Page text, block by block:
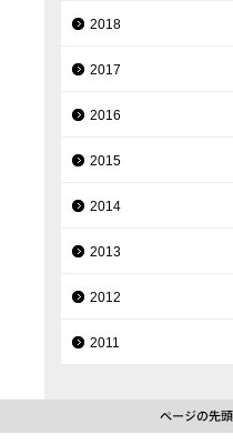
2018
2017
2016
2015
2014
2013
2012
2011